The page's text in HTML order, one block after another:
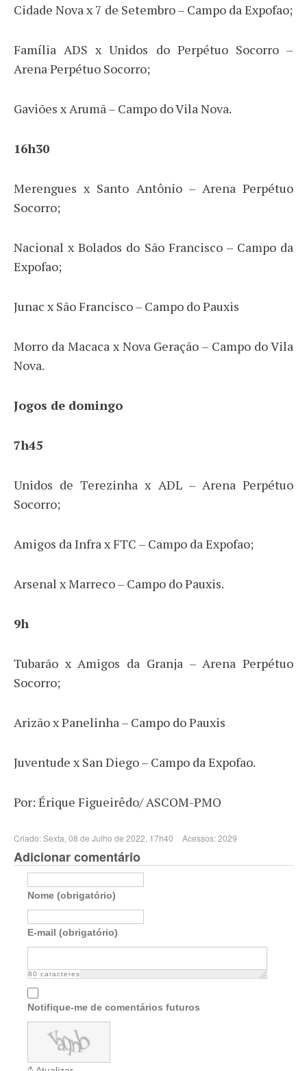
Cidade Nova x 7 de Setembro – Campo da Expofao;
Família ADS x Unidos do Perpétuo Socorro –
Arena Perpétuo Socorro;
Gaviões x Arumã – Campo do Vila Nova.
16h30
Merengues x Santo Antônio – Arena Perpétuo
Socorro;
Nacional x Bolados do São Francisco – Campo da
Expofao;
Junac x São Francisco – Campo do Pauxis
Morro da Macaca x Nova Geração – Campo do Vila
Nova.
Jogos de domingo
7h45
Unidos de Terezinha x ADL – Arena Perpétuo
Socorro;
Amigos da Infra x FTC – Campo da Expofao;
Arsenal x Marreco – Campo do Pauxis.
9h
Tubarão x Amigos da Granja – Arena Perpétuo
Socorro;
Arizão x Panelinha – Campo do Pauxis
Juventude x San Diego – Campo da Expofao.
Por: Érique Figueirêdo/ ASCOM-PMO
Criado: Sexta, 08 de Julho de 2022, 17h40 Acessos: 2029
Adicionar comentário
Nome (obrigatório)
E-mail (obrigatório)
80 caracteres
Notifique-me de comentários futuros